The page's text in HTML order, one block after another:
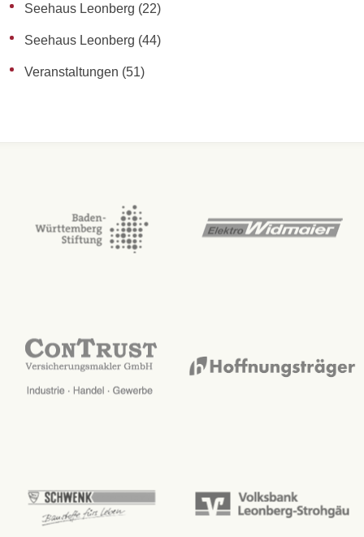
Seehaus Leonberg (22)
Seehaus Leonberg (44)
Veranstaltungen (51)